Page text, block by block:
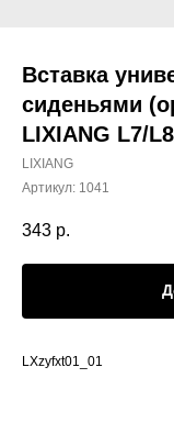
Вставка
сиденьями
LIXIANG L7/
LIXIANG
Артикул: 1041
343 р.
LXzyfxt01_01